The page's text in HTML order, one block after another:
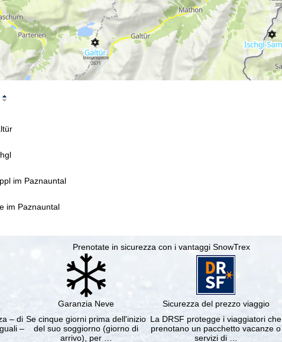
im Paznauntal
im Paznauntal
Prenotate in sicurezza con i vantaggi SnowTrex
– di
–
Garanzia Neve
Se cinque giorni prima dell'inizio
del suo soggiorno (giorno di
arrivo), per …
Sicurezza del prezzo viaggio
La DRSF protegge i viaggiatori che
prenotano un pacchetto vacanze o
servizi di …